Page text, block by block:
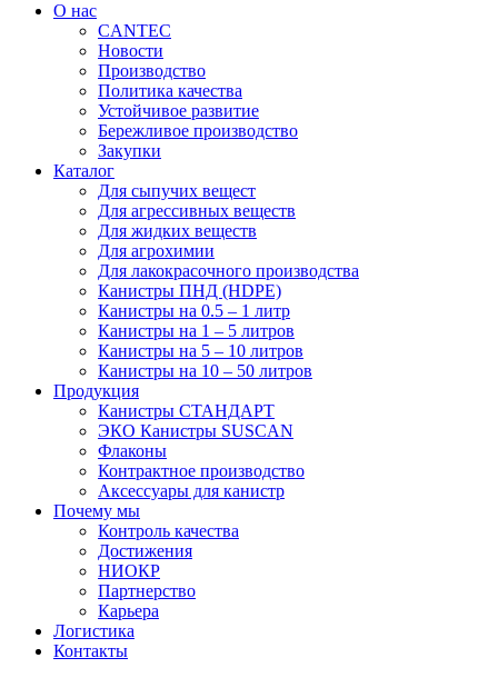
О нас
CANTEC
Новости
Производство
Политика качества
Устойчивое развитие
Бережливое производство
Закупки
Каталог
Для сыпучих вещест
Для агрессивных веществ
Для жидких веществ
Для агрохимии
Для лакокрасочного производства
Канистры ПНД (HDPE)
Канистры на 0.5 – 1 литр
Канистры на 1 – 5 литров
Канистры на 5 – 10 литров
Канистры на 10 – 50 литров
Продукция
Канистры СТАНДАРТ
ЭКО Канистры SUSCAN
Флаконы
Контрактное производство
Аксессуары для канистр
Почему мы
Контроль качества
Достижения
НИОКР
Партнерство
Карьера
Логистика
Контакты